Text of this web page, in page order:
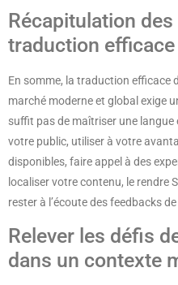
Récapitulation
traduction efficace
En somme, la traduction efficace
marché moderne et global exige
suffit pas de maîtriser une
votre public, utiliser à votre
disponibles, faire appel à des
localiser votre contenu, le rendre
rester à l’écoute des feedbacks
Relever les défis
dans un contexte